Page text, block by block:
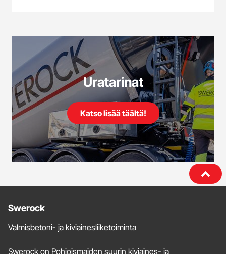
Uratarinat
Katso lisää täältä!
Lisätietoja
ja
Swerock
Valmisbetoni- ja kiviainesliiketoiminta
Swerock on Pohjoismaiden suurin kiviaines- ja